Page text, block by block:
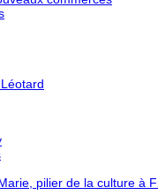
pilier de la culture à